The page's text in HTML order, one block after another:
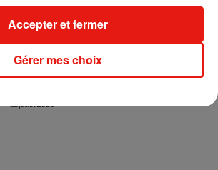
3 août 2026
Swedish House Mafia et Lykke Li
Gérer mes choix
Accepter et fermer